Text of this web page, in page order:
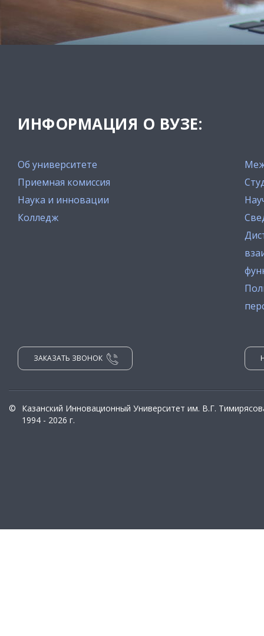
ИНФОРМАЦИЯ О ВУЗЕ:
Об университете
Приемная комиссия
Наука и инновации
Колледж
ЗАКАЗАТЬ ЗВОНОК
©
Казанский Инновационный Университет им. В.Г.
1994 - 2026 г.